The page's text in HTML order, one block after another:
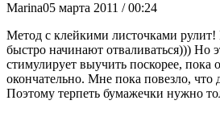
Marina05 марта 2011 / 00:24
Метод с клейкими листочками рулит!
быстро начинают отваливаться))) Но
стимулирует выучить поскорее, пока
окончательно. Мне пока повезло, что
Поэтому терпеть бумажечки нужно